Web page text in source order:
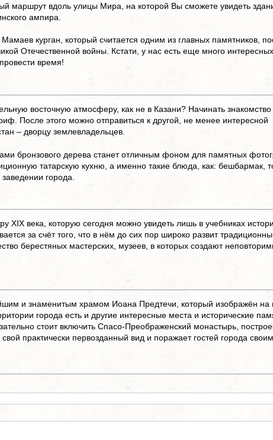
маршрут вдоль улицы Мира, на которой Вы сможете увидеть
ампира.
курган, который считается одним из главных памятников,
Отечественной войны. Кстати, у нас есть еще много
время!
восточную атмосферу, как не в Казани? Начинать
После этого можно отправиться к другой, не менее интересной
– дворцу землевладельцев.
бронзового дерева станет отличным фоном для памятных
татарскую кухню, а именно такие блюда, как: бешбармак,
города.
XIX века, которую сегодня можно увидеть лишь в учебниках
за счёт того, что в нём до сих пор широко развит
берестяных мастерских, музеев, в которых создают
и знаменитым храмом Иоана Предтечи, который изображён на
города есть и другие интересные места и исторические
стоит включить Спасо-Преображенский монастырь,
практически первозданный вид и поражает гостей города